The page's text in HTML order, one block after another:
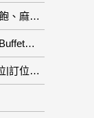
台中火鍋推薦|精選台中火鍋吃到飽、麻辣鍋、鴛鴦鍋、石頭火鍋、酸菜白肉鍋、海鮮鍋、燒酒雞、麻油雞、壽喜燒等熱門人氣火鍋店!
台中吃到飽推薦|精選台中吃到飽Buffet自助餐廳
燒肉風間KAZAMA-餐點|菜單|價位|訂位資訊